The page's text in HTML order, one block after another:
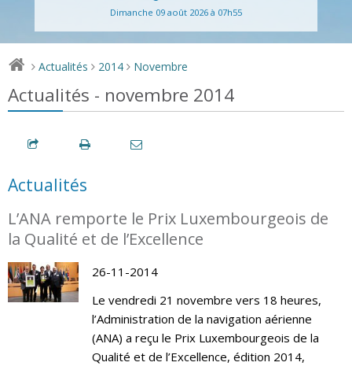
Dimanche 09 août 2026 à 07h55
> Actualités > 2014 > Novembre
Actualités - novembre 2014
Actualités
L’ANA remporte le Prix Luxembourgeois de
la Qualité et de l’Excellence
26-11-2014
Le vendredi 21 novembre vers 18 heures,
l’Administration de la navigation aérienne
(ANA) a reçu le Prix Luxembourgeois de la
Qualité et de l’Excellence, édition 2014,